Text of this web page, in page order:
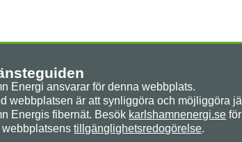
Energi ansvarar för denna webbplats.
webbplatsen är att synliggöra och möjliggöra
Energis fibernät. Besök karlshamnenergi.se
webbplatsenstillgänglighetsredogörelse.